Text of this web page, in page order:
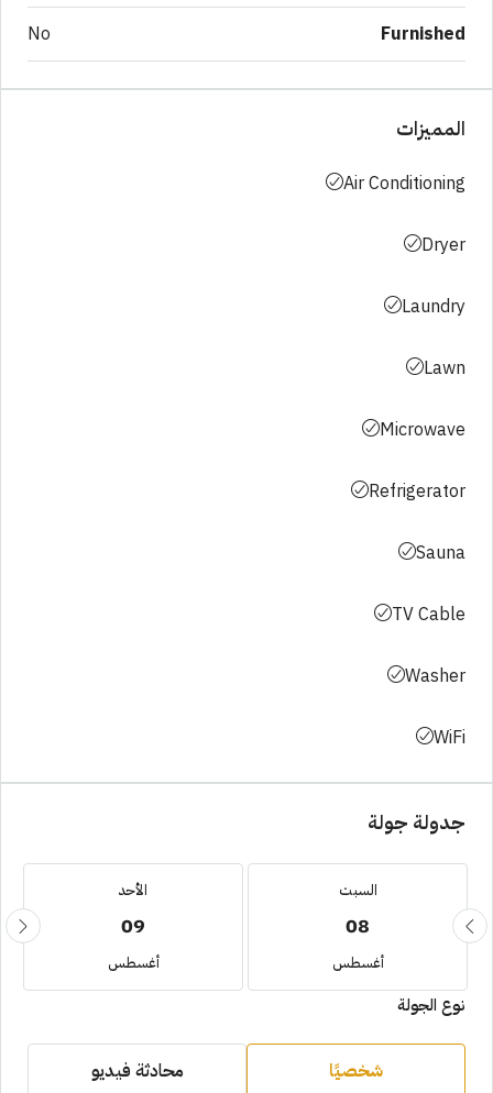
Furnished
No
المميزات
Air Conditioning
Dryer
Laundry
Lawn
Microwave
Refrigerator
Sauna
TV Cable
Washer
WiFi
جدولة جولة
السبت
08
أغسطس
الأحد
09
أغسطس
نوع الجولة
شخصيًا محادثة فيديو